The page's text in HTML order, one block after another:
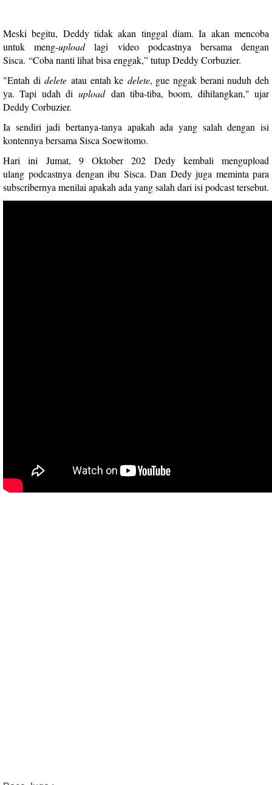
Meski begitu, Deddy tidak akan tinggal diam. Ia akan mencoba
untuk meng-uploadlagi video podcastnya bersama dengan
Sisca. “Coba nanti lihat bisa enggak,” tutupDeddy Corbuzier.
"Entah didelete atau entah ke delete, gue nggak berani nuduh deh
ya. Tapi udah diuploaddan tiba-tiba, boom, dihilangkan," ujar
Deddy Corbuzier.
Ia sendiri jadi bertanya-tanya apakah ada yang salah dengan isi
kontennya bersama Sisca Soewitomo.
Hari ini Jumat, 9 Oktober 202 Dedy kembali mengupload
ulang podcastnya dengan ibu Sisca. Dan Dedy juga meminta para
subscribernya menilai apakah ada yang salah dari isi podcast tersebut.